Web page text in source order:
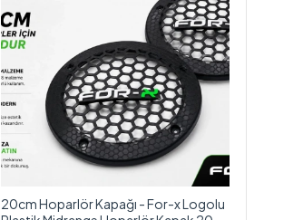
20cm Hoparlör Kapağı - For-x Logolu